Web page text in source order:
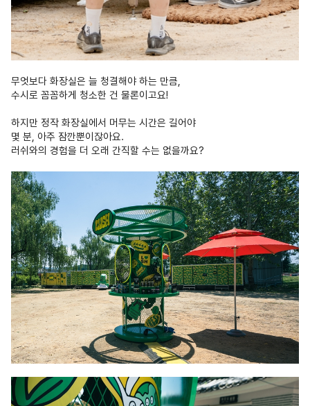
무엇보다 화장실은 늘 청결해야 하는 만큼,
수시로 꼼꼼하게 청소한 건 물론이고요!
하지만 정작 화장실에서 머무는 시간은 길어야
몇 분, 아주 잠깐뿐이잖아요.
러쉬와의 경험을 더 오래 간직할 수는 없을까요?